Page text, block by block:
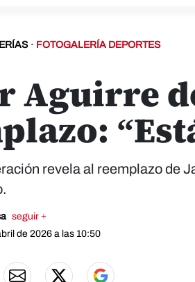
· FOTOGALERÍA DEPORTES
Aguirre
revela al reemplazo de
seguir +
de 2026 a las 10:50